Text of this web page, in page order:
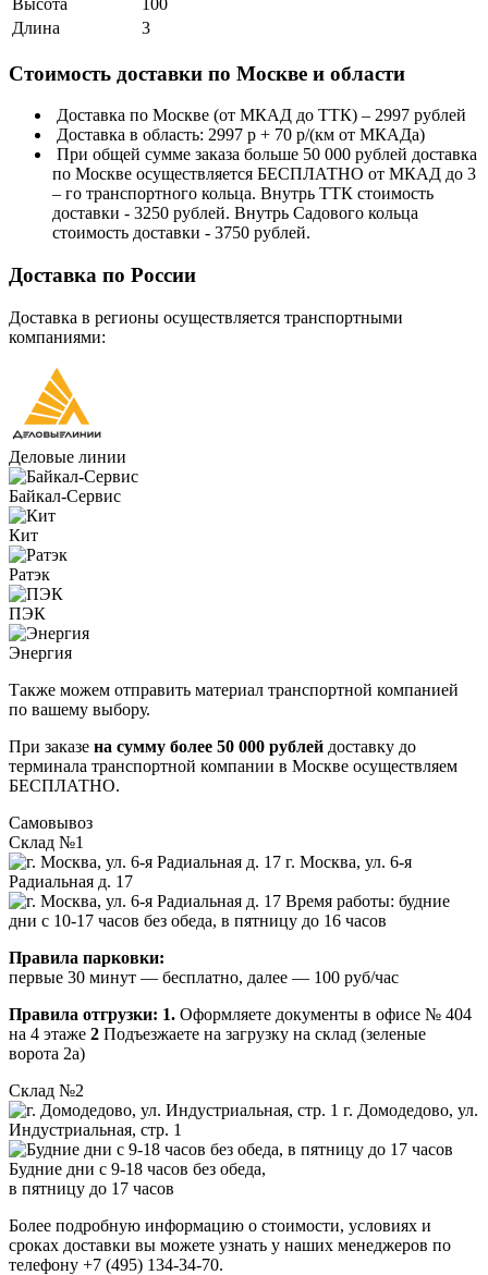
Высота
100
Длина
3
Стоимость доставки по Москве и области
Доставка по Москве (от МКАД до ТТК) – 2997 рублей
Доставка в область: 2997 р + 70 р/(км от МКАДа)
При общей сумме заказа больше 50 000 рублей доставка
по Москве осуществляется БЕСПЛАТНО от МКАД до 3
– го транспортного кольца. Внутрь ТТК стоимость
доставки - 3250 рублей. Внутрь Садового кольца
стоимость доставки - 3750 рублей.
Доставка по России
Доставка в регионы осуществляется транспортными
компаниями:
Деловые линии
Байкал-Сервис
Кит
Ратэк
ПЭК
Энергия
Также можем отправить материал транспортной компанией
по вашему выбору.
При заказе на сумму более 50 000 рублей доставку до
терминала транспортной компании в Москве осуществляем
БЕСПЛАТНО.
Самовывоз
Склад №1
г. Москва, ул. 6-я
Радиальная д. 17
Время работы: будние
дни с 10-17 часов без обеда, в пятницу до 16 часов
Правила парковки:
первые 30 минут — бесплатно, далее — 100 руб/час
Правила отгрузки: 1. Оформляете документы в офисе № 404
на 4 этаже 2 Подъезжаете на загрузку на склад (зеленые
ворота 2а)
Склад №2
г. Домодедово, ул.
Индустриальная, стр. 1
Будние дни с 9-18 часов без обеда,
в пятницу до 17 часов
Более подробную информацию о стоимости, условиях и
сроках доставки вы можете узнать у наших менеджеров по
телефону +7 (495) 134-34-70.